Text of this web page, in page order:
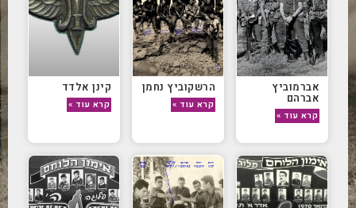
אברמוביץ
אברהם
קרא עוד »
הרשקוביץ נחמן
קרא עוד »
קינן אלדד
קרא עוד »